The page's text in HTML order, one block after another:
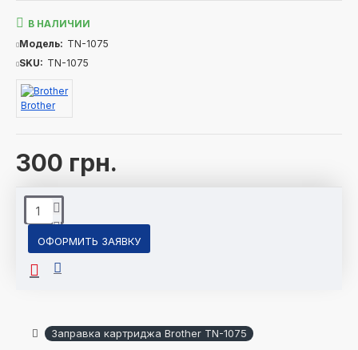
300 грн.
В НАЛИЧИИ
Модель: TN-1075
SKU: TN-1075
Brother
ОФОРМИТЬ ЗАЯВКУ
Заправка картриджа Brother TN-1075